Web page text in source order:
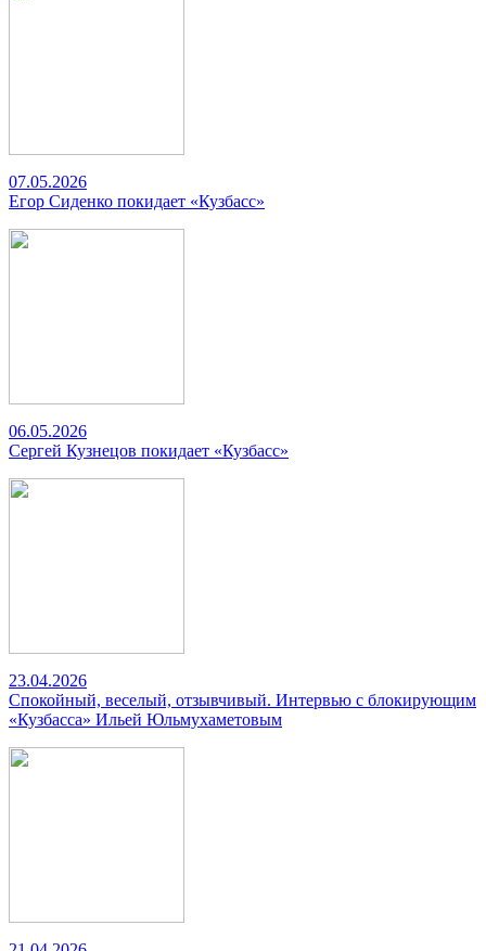
07.05.2026
Егор Сиденко покидает «Кузбасс»
06.05.2026
Сергей Кузнецов покидает «Кузбасс»
23.04.2026
Спокойный, веселый, отзывчивый. Интервью с блокирующим
«Кузбасса» Ильей Юльмухаметовым